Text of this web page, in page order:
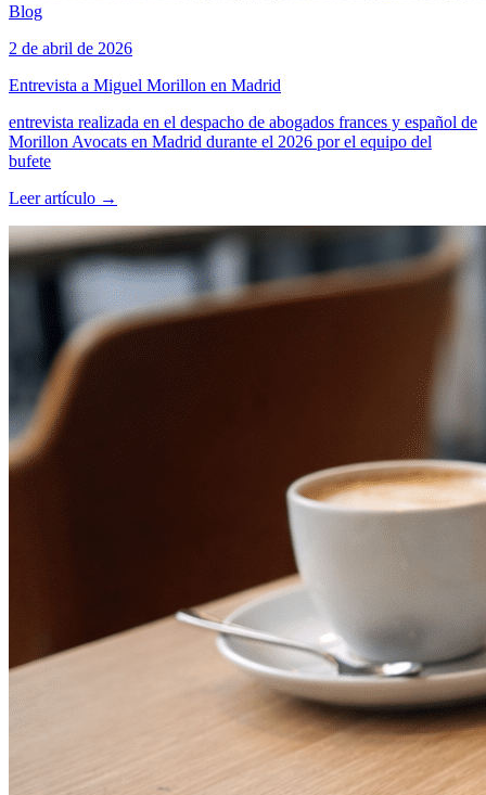
Blog
2 de abril de 2026
Entrevista a Miguel Morillon en Madrid
entrevista realizada en el despacho de abogados frances y español de
Morillon Avocats en Madrid durante el 2026 por el equipo del
bufete
Leer artículo →